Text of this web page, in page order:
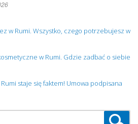
w Rumi. Wszystko, czego potrzebujesz w
w Rumi. Gdzie zadbać o siebie
staje się faktem! Umowa podpisana